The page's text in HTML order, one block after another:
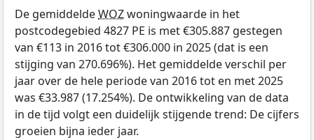
De gemiddeldeWOZwoningwaarde in het
postcodegebied 4827 PE is met €305.887 gestegen
van €113 in 2016 tot €306.000 in 2025 (dat is een
stijging van 270.696%). Het gemiddelde verschil per
jaar over de hele periode van 2016 tot en met 2025
was €33.987 (17.254%). De ontwikkeling van de data
in de tijd volgt een duidelijk stijgende trend: De cijfers
groeien bijna ieder jaar.